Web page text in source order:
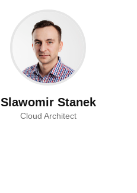
Slawomir Stanek
Cloud Architect